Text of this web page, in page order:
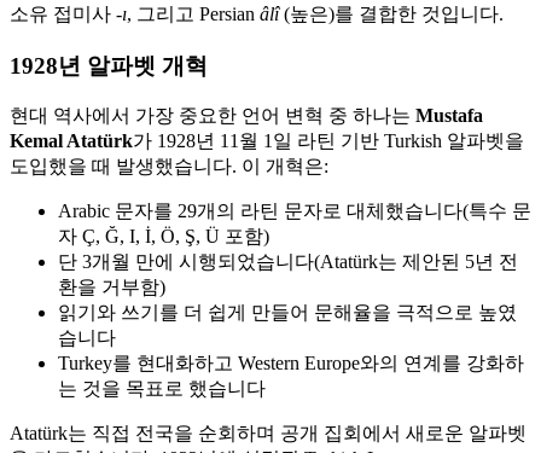
소유 접미사 -ı, 그리고 Persian âlî(높은)를 결합한 것입니다.
1928년 알파벳 개혁
현대 역사에서 가장 중요한 언어 변혁 중 하나는 Mustafa
Kemal Atatürk가 1928년 11월 1일 라틴 기반 Turkish 알파벳을
도입했을 때 발생했습니다. 이 개혁은:
Arabic 문자를 29개의 라틴 문자로 대체했습니다(특수 문
자 Ç, Ğ, I, İ, Ö, Ş, Ü 포함)
단 3개월 만에 시행되었습니다(Atatürk는 제안된 5년 전
환을 거부함)
읽기와 쓰기를 더 쉽게 만들어 문해율을 극적으로 높였
습니다
Turkey를 현대화하고 Western Europe와의 연계를 강화하
는 것을 목표로 했습니다
Atatürk는 직접 전국을 순회하며 공개 집회에서 새로운 알파벳